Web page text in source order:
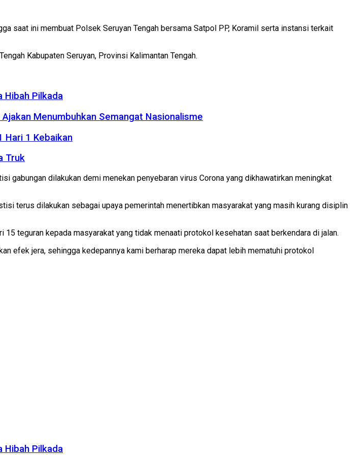
saat ini membuat Polsek Seruyan Tengah bersama Satpol PP, Koramil serta instansi terkait
Kabupaten Seruyan, Provinsi Kalimantan Tengah.
Hibah Pilkada
Menumbuhkan Semangat Nasionalisme
Hari 1 Kebaikan
Truk
gabungan dilakukan demi menekan penyebaran virus Corona yang dikhawatirkan meningkat
terus dilakukan sebagai upaya pemerintah menertibkan masyarakat yang masih kurang disiplin
teguran kepada masyarakat yang tidak menaati protokol kesehatan saat berkendara di jalan.
efek jera, sehingga kedepannya kami berharap mereka dapat lebih mematuhi protokol
Hibah Pilkada